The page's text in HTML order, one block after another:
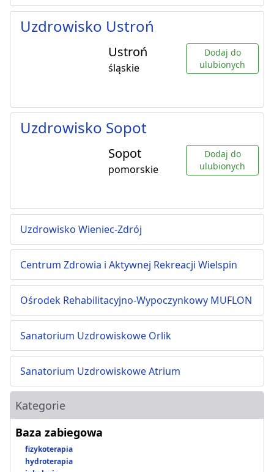
Uzdrowisko Ustroń
Ustroń
śląskie
Dodaj do
ulubionych
Uzdrowisko Sopot
Sopot
pomorskie
Dodaj do
ulubionych
Uzdrowisko Wieniec-Zdrój
Centrum Zdrowia i Aktywnej Rekreacji Wielspin
Ośrodek Rehabilitacyjno-Wypoczynkowy MUFLON
Sanatorium Uzdrowiskowe Orlik
Sanatorium Uzdrowiskowe Atrium
Kategorie
Baza zabiegowa
fizykoterapia
hydroterapia